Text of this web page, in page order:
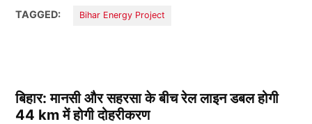
TAGGED: Bihar Energy Project
बिहार: मानसी और सहरसा के बीच रेल लाइन डबल होगी
44 km में होगी दोहरीकरण